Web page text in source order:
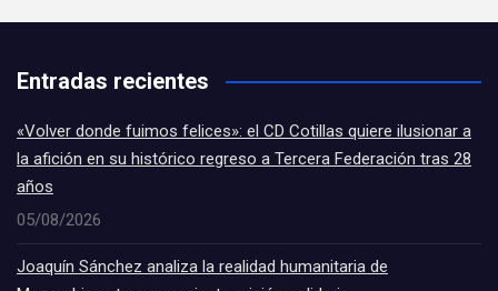
Entradas recientes
«Volver donde fuimos felices»: el CD Cotillas quiere ilusionar a
la afición en su histórico regreso a Tercera Federación tras 28
años
05/08/2026
Joaquín Sánchez analiza la realidad humanitaria de